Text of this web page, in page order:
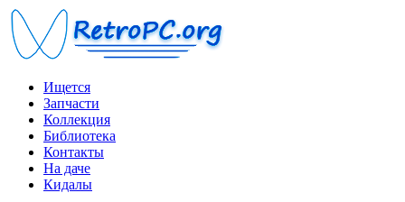
Ищется
Запчасти
Коллекция
Библиотека
Контакты
На даче
Кидалы